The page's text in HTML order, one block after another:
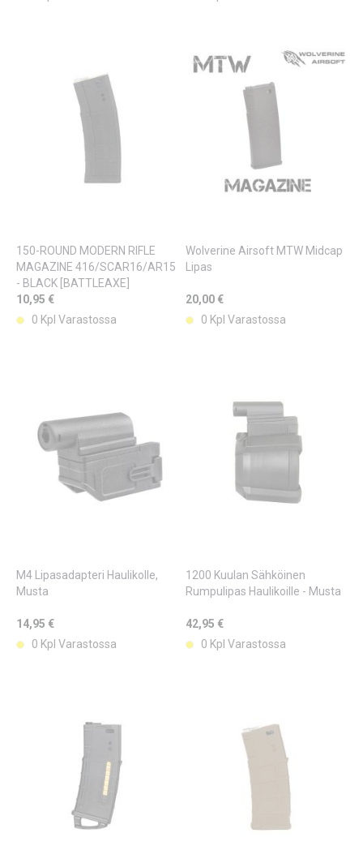
150-ROUND MODERN RIFLE
MAGAZINE 416/SCAR16/AR15
- BLACK [BATTLEAXE]
10,95 €
0 Kpl Varastossa
Wolverine Airsoft MTW Midcap
Lipas
20,00 €
0 Kpl Varastossa
M4 Lipasadapteri Haulikolle,
Musta
14,95 €
0 Kpl Varastossa
1200 Kuulan Sähköinen
Rumpulipas Haulikoille - Musta
42,95 €
0 Kpl Varastossa